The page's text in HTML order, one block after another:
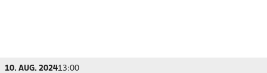
10. AUG. 202413:00